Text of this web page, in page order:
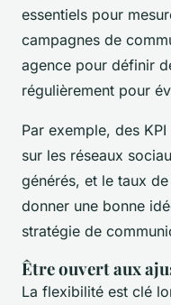
essentiels pour
campagnes de
agence pour définir
régulièrement pour
Par exemple, des
sur les réseaux
générés, et le taux
donner une bonne
stratégie de
Être ouvert aux
La flexibilité est clé